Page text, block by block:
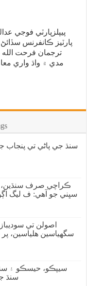
پيپلزپارٽي فوجي
پارٽيز ڪانفرنس
ترجمان فرحت
مدي ۾ واڌ واري
سنڌ جي پاڻي تي
ڪراچي صرف سنڌين،
سڀني جو آهي: ف ليگ
سگهياسين هلياسين، پر
سيپڪو، حيسڪو ۽
سنڌ جا127 ارب رپيا